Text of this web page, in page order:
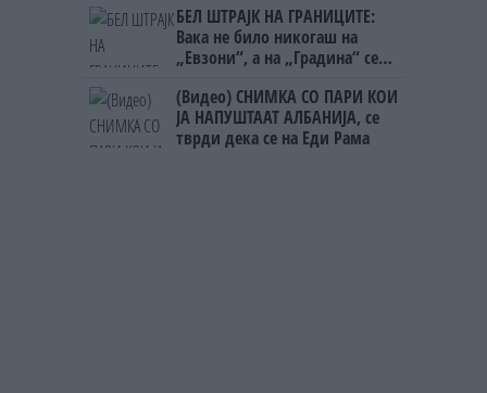
БЕЛ ШТРАЈК НА ГРАНИЦИТЕ:
Вака не било никогаш на
„Евзони“, а на „Градина“ се
(Видео) СНИМКА СО ПАРИ КОИ
ЈА НАПУШТААТ АЛБАНИЈА, се
тврди дека се на Еди Рама